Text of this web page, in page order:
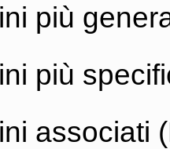
più
più
associati